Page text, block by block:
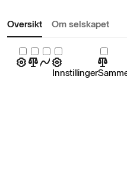
Oversikt Om selskapet
Innstillinger